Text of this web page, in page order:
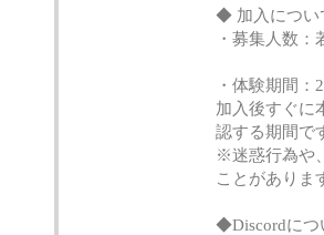
◆ 加入につい
・募集人数
・体験期間：
加入後すぐに
認する期間で
※迷惑行為や
ことがありま
◆Discordにつ